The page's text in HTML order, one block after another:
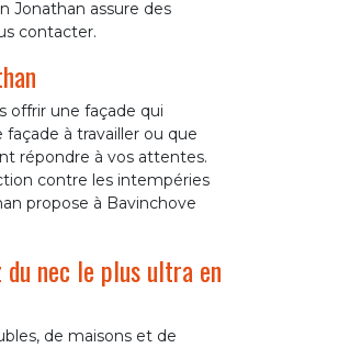
Jonathan assure des
contacter.
offrir une façade qui
à travailler ou que
répondre à vos attentes.
contre les intempéries
propose à Bavinchove
du nec le plus ultra en
de maisons et de